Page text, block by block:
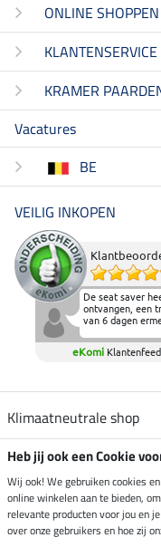
ONLINE SHOPPEN
KLANTENSERVICE
KRAMER
Vacatures
BE
VEILIG INKOPEN
De seat saver
ontvangen, een
van 6 dagen
en deze heeft de
fantastisch
Heerlijk zacht om
elkaar in het
eKomi
Klimaatneutrale shop
Verzending per
Heb jij ook een Cookie
Wij ook! We gebruiken cookies
online winkelen aan te bieden,
relevante producten voor jou en
over onze gebruikers en hoe zij